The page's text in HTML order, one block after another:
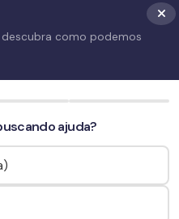
adaptados às
Agora
começa com um
como podemos
ajuda?